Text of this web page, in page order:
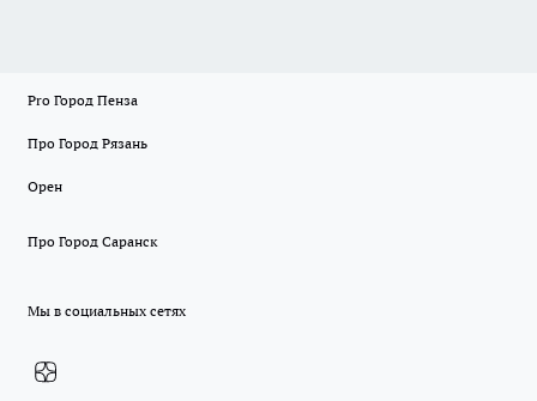
Pro Город Пенза
Про Город Рязань
Орен
Про Город Саранск
Мы в социальных сетях